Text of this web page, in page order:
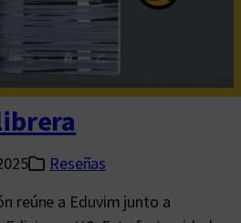
Reseñas
reúne a Eduvim junto a